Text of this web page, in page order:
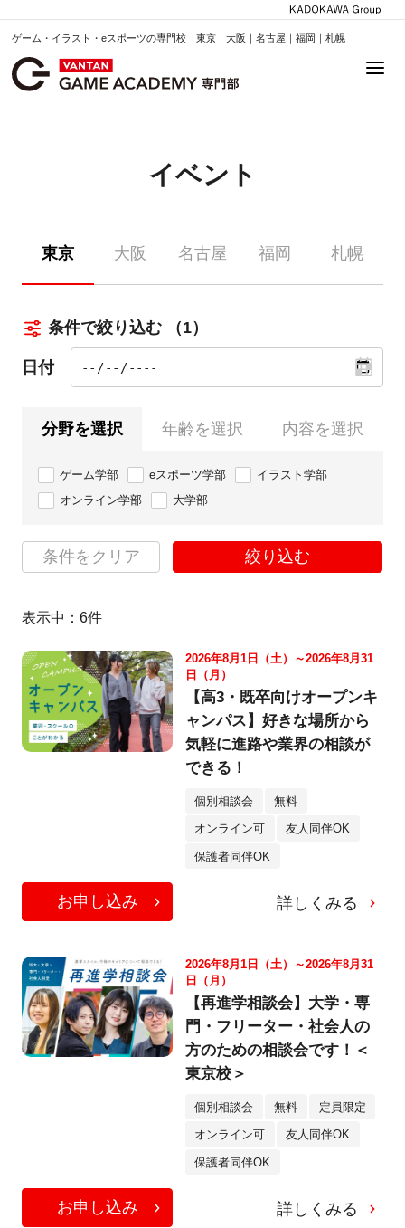
ゲーム・イラスト・eスポーツの専門校 東京｜大阪｜名古屋｜福岡｜札幌
イベント
東京 大阪 名古屋 福岡 札幌
条件で絞り込む （1）
日付
分野を選択 年齢を選択 内容を選択
ゲーム学部 eスポーツ学部
イラスト学部
オンライン学部
大学部
条件をクリア 絞り込む
表示中： 6件
2026年8月1日（土）～2026年8月31
日（月）
【高3・既卒向けオープンキ
ャンパス】好きな場所から
気軽に進路や業界の相談が
できる！
個別相談会 無料
オンライン可 友人同伴OK
保護者同伴OK
お申し込み 詳しくみる
2026年8月1日（土）～2026年8月31
日（月）
【再進学相談会】大学・専
門・フリーター・社会人の
方のための相談会です！＜
東京校＞
個別相談会 無料 定員限定
オンライン可 友人同伴OK
保護者同伴OK
お申し込み 詳しくみる